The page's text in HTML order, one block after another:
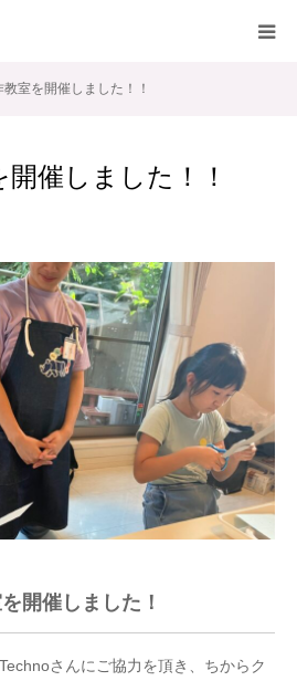
室を開催しました！！
催しました！！
開催しました！
さんにご協力を頂き、ちからク